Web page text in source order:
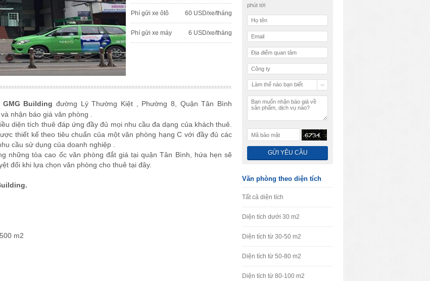
Phí gửi xe ôtô 60 USD/xe/tháng
Phí gửi xe máy 6 USD/xe/tháng
GMG Building đường Lý Thường Kiệt , Phường 8, Quận Tân Bình
nhận báo giá văn phòng .
diện tích thuê đáp ứng đầy đủ mọi nhu cầu đa dạng của khách thuê.
thiết kế theo tiêu chuẩn của một văn phòng hạng C với đầy đủ các
cầu sử dụng của doanh nghiệp .
những tòa cao ốc văn phòng đắt giá tại quận Tân Bình, hứa hẹn sẽ
đối khi lựa chọn văn phòng cho thuê tại đây.
m2
phút tới
Làm thế nào bạn biết
Văn phòng theo diện tích
Tất cả diện tích
Diện tích dưới 30 m2
Diện tích từ 30-50 m2
Diện tích từ 50-80 m2
Diện tích từ 80-100 m2